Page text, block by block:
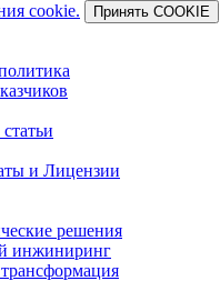
cookie.
Принять COOKIE
и Лицензии
решения
инжиниринг